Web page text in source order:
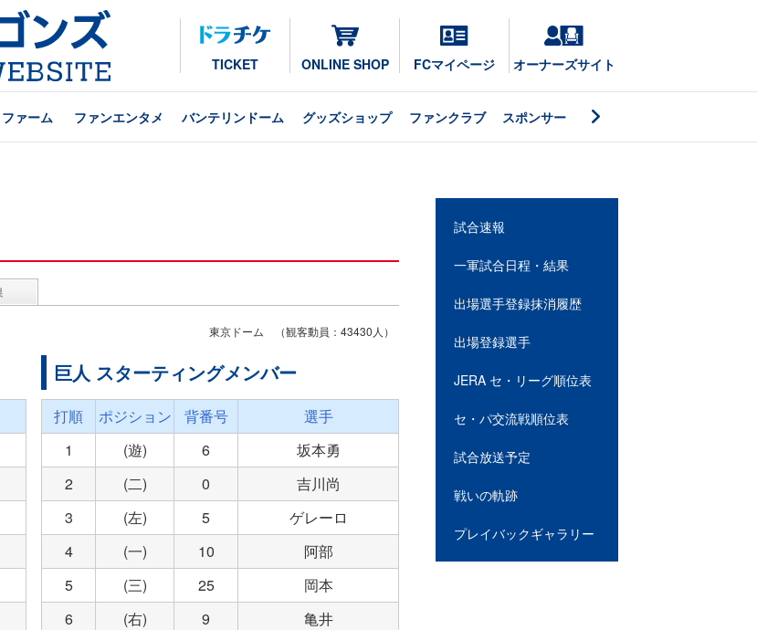
TICKET ONLINE SHOP FCマイページ オーナーズサイト
ファーム ファンエンタメ バンテリンドーム グッズショップ ファンクラブ スポンサー
東京ドーム （観客動員：43430人）
巨人 スターティングメンバー
打順 ポジション 背番号
選手
1
(遊) 6
坂本勇
2
(二) 0
吉川尚
3
(左) 5
ゲレーロ
4
(一) 10
阿部
5
(三) 25
岡本
6
(右) 9
亀井
試合速報
一軍試合日程・結果
出場選手登録抹消履歴
出場登録選手
JERA セ・リーグ順位表
セ・パ交流戦順位表
試合放送予定
戦いの軌跡
プレイバックギャラリー